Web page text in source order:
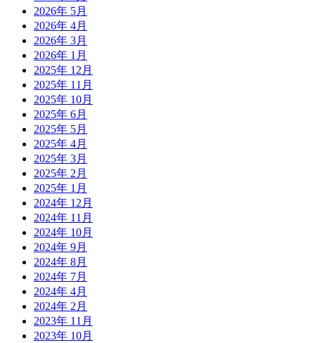
2026年 5月
2026年 4月
2026年 3月
2026年 1月
2025年 12月
2025年 11月
2025年 10月
2025年 6月
2025年 5月
2025年 4月
2025年 3月
2025年 2月
2025年 1月
2024年 12月
2024年 11月
2024年 10月
2024年 9月
2024年 8月
2024年 7月
2024年 4月
2024年 2月
2023年 11月
2023年 10月